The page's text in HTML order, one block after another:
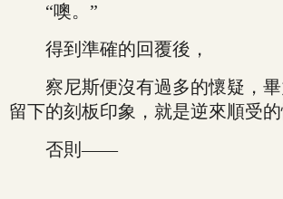
“噢。”
得到準確的回覆後，
察尼斯便沒有過多的懷疑，畢
留下的刻板印象，就是逆來順受的
否則——